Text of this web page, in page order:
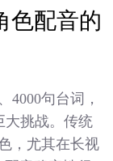
色配音的
4000句台词，
大挑战。传统
，尤其在长视